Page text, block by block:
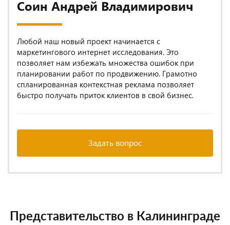
Соин Андрей Владимирович
Любой наш новый проект начинается с
маркетингового интернет исследования. Это
позволяет нам избежать множества ошибок при
планировании работ по продвижению. Грамотно
спланированная контекстная реклама позволяет
быстро получать приток клиентов в свой бизнес.
Задать вопрос
Представительство в Калининграде